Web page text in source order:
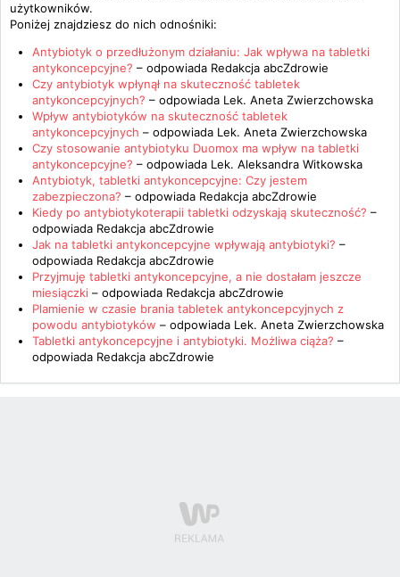
użytkowników.
Poniżej znajdziesz do nich odnośniki:
Antybiotyk o przedłużonym działaniu: Jak wpływa na tabletki
antykoncepcyjne? – odpowiada Redakcja abcZdrowie
Czy antybiotyk wpłynął na skuteczność tabletek
antykoncepcyjnych? – odpowiada Lek. Aneta Zwierzchowska
Wpływ antybiotyków na skuteczność tabletek
antykoncepcyjnych – odpowiada Lek. Aneta Zwierzchowska
Czy stosowanie antybiotyku Duomox ma wpływ na tabletki
antykoncepcyjne? – odpowiada Lek. Aleksandra Witkowska
Antybiotyk, tabletki antykoncepcyjne: Czy jestem
zabezpieczona? – odpowiada Redakcja abcZdrowie
Kiedy po antybiotykoterapii tabletki odzyskają skuteczność? –
odpowiada Redakcja abcZdrowie
Jak na tabletki antykoncepcyjne wpływają antybiotyki? –
odpowiada Redakcja abcZdrowie
Przyjmuję tabletki antykoncepcyjne, a nie dostałam jeszcze
miesiączki – odpowiada Redakcja abcZdrowie
Plamienie w czasie brania tabletek antykoncepcyjnych z
powodu antybiotyków – odpowiada Lek. Aneta Zwierzchowska
Tabletki antykoncepcyjne i antybiotyki. Możliwa ciąża? –
odpowiada Redakcja abcZdrowie